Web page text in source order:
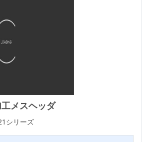
クタ
・ボ
ン
ズ
2.54mm
メスヘッダ
シリーズ